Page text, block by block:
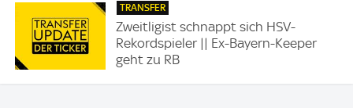
TRANSFER
Zweitligist schnappt sich HSV-
Rekordspieler || Ex-Bayern-Keeper
geht zu RB